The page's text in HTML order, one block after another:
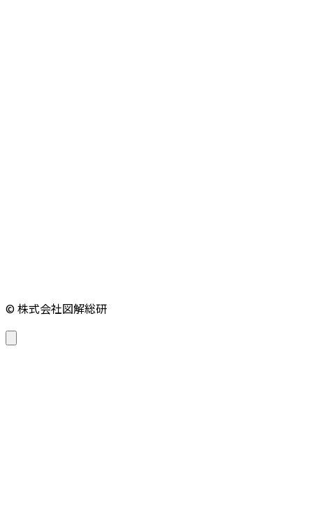
© 株式会社図解総研